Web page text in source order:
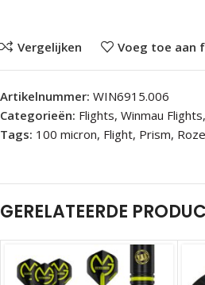
Vergelijken Voeg toe aan
Artikelnummer: WIN6915.006
Categorieën: Flights, Winmau Flights,
Tags: 100 micron, Flight, Prism, Roze
GERELATEERDE